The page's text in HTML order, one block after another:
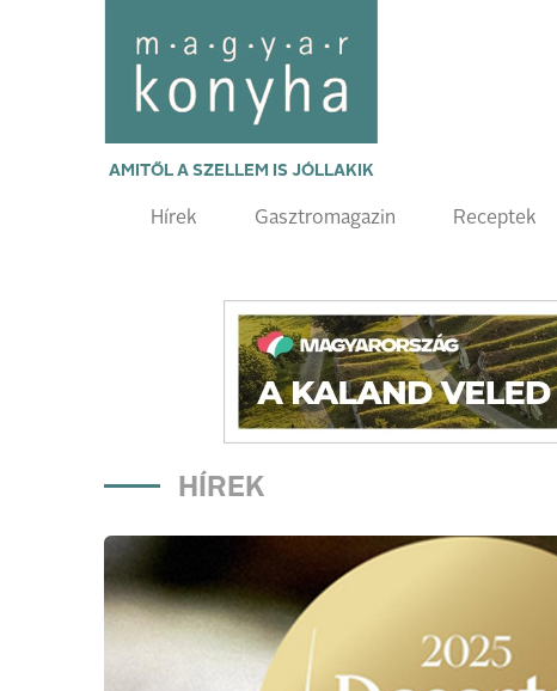
AMITŐL A SZELLEM IS JÓLLAKIK
Hírek Gasztromagazin Receptek
HÍREK